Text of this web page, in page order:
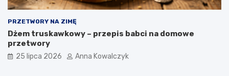
PRZETWORY NA ZIMĘ
Dżem truskawkowy – przepis babci na domowe
przetwory
25 lipca 2026 Anna Kowalczyk